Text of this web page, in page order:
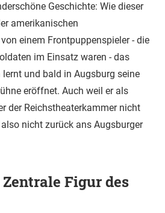
Geschichte: Wie dieser
amerikanischen
einem Frontpuppenspieler - die
im Einsatz waren - das
und bald in Augsburg seine
eröffnet. Auch weil er als
der Reichstheaterkammer nicht
nicht zurück ans Augsburger
Figur des